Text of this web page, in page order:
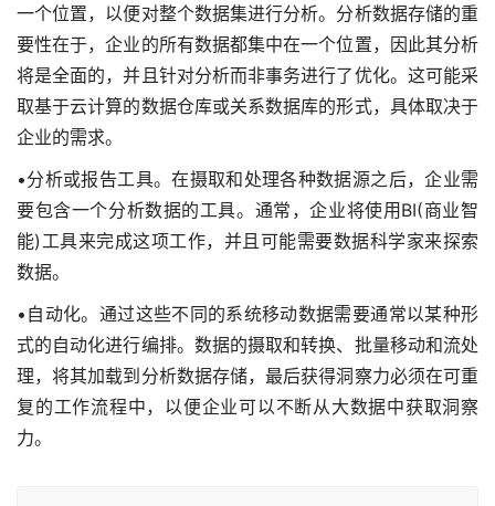
一个位置，以便对整个数据集进行分析。分析数据存储的重
要性在于，企业的所有数据都集中在一个位置，因此其分析
将是全面的，并且针对分析而非事务进行了优化。这可能采
取基于云计算的数据仓库或关系数据库的形式，具体取决于
企业的需求。
•分析或报告工具。在摄取和处理各种数据源之后，企业需
要包含一个分析数据的工具。通常，企业将使用BI(商业智
能)工具来完成这项工作，并且可能需要数据科学家来探索
数据。
•自动化。通过这些不同的系统移动数据需要通常以某种形
式的自动化进行编排。数据的摄取和转换、批量移动和流处
理，将其加载到分析数据存储，最后获得洞察力必须在可重
复的工作流程中，以便企业可以不断从大数据中获取洞察
力。